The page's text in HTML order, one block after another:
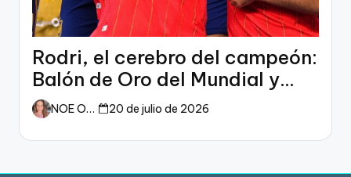
Rodri, el cerebro del campeón:
Balón de Oro del Mundial y
dueño del fútbol
NOE ORTIZ 20 de julio de 2026